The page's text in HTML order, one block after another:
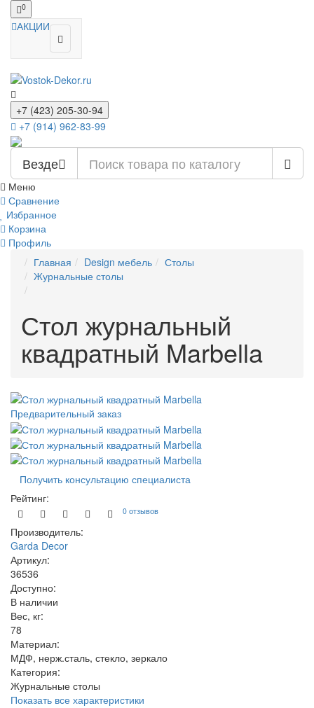
0
АКЦИИ
+7 (423) 205-30-94
+7 (914) 962-83-99
Везде
Меню
Сравнение
Избранное
Корзина
Профиль
Главная
Design мебель
Столы
Журнальные столы
Стол журнальный
квадратный Marbella
Предварительный заказ
Получить консультацию специалиста
Рейтинг:
0 отзывов
Производитель:
Garda Decor
Артикул:
36536
Доступно:
В наличии
Вес, кг:
78
Материал:
МДФ, нерж.сталь, стекло, зеркало
Категория:
Журнальные столы
Показать все характеристики